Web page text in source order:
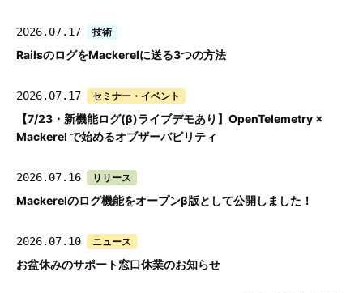
2026.07.17 技術
RailsのログをMackerelに送る3つの方法
2026.07.17 セミナー・イベント
【7/23・新機能ログ(β)ライブデモあり】OpenTelemetry ×
Mackerel で始めるオブザーバビリティ
2026.07.16 リリース
Mackerelのログ機能をオープンβ版として公開しました！
2026.07.10 ニュース
お盆休みのサポート窓口休業のお知らせ